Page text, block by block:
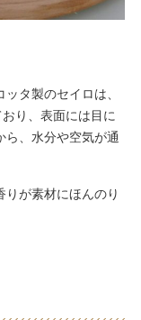
タ製のセイロは、
り、表面には目に
ら、水分や空気が通
が素材にほんのり